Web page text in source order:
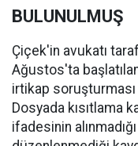
BULUNULMUŞ
Çiçek'in avukatı
Ağustos'ta
irtikap soruşturması
Dosyada kısıtlama
ifadesinin